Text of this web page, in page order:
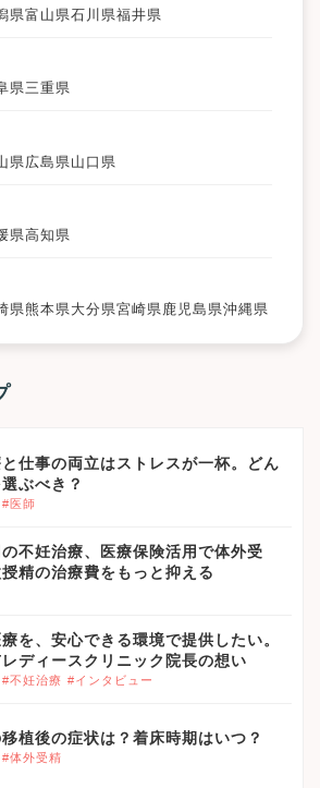
県富山県石川県福井県
県三重県
県 広島県 山口県
県高知県
県 熊本県 大分県宮崎県 鹿児島県沖縄県
仕事の両立はストレスが一杯。どん
ぶべき？
#医師
不妊治療、医療保険活用で体外受
精の治療費をもっと抑える
を、安心できる環境で提供したい。
ディースクリニック院長の想い
#不妊治療 #インタビュー
植後の症状は？着床時期はいつ？
#体外受精